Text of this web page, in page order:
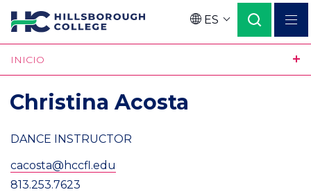
Pasar
contenido
principal
Language
ES
INICIO
Christina Acosta
DANCE INSTRUCTOR
cacosta@hccfl.edu
813.253.7623